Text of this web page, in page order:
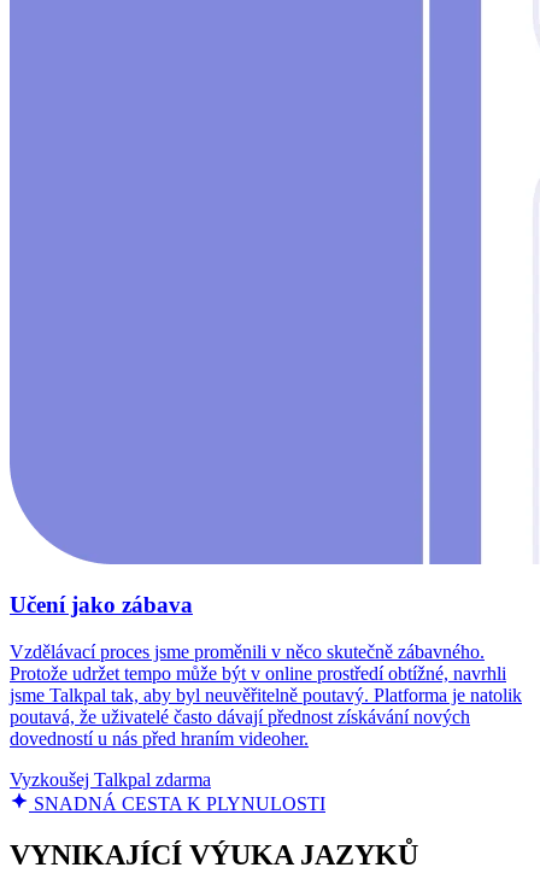
Učení jako zábava
Vzdělávací proces jsme proměnili v něco skutečně zábavného.
Protože udržet tempo může být v online prostředí obtížné, navrhli
jsme Talkpal tak, aby byl neuvěřitelně poutavý. Platforma je natolik
poutavá, že uživatelé často dávají přednost získávání nových
dovedností u nás před hraním videoher.
Vyzkoušej Talkpal zdarma
SNADNÁ CESTA K PLYNULOSTI
VYNIKAJÍCÍ VÝUKA JAZYKŮ